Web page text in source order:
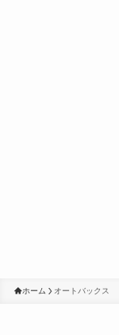
ホーム オートバックス